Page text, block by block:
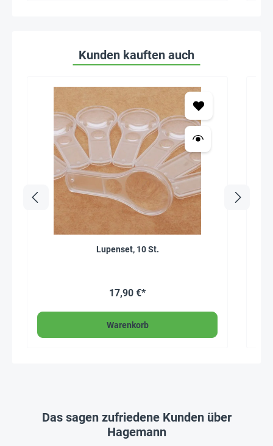
Kunden kauften auch
Lupenset, 10 St.
17,90 €*
Warenkorb
Das sagen zufriedene Kunden über
Hagemann